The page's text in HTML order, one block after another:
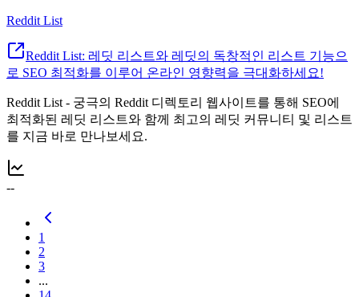
Reddit List
Reddit List: 레딧 리스트와 레딧의 독창적인 리스트 기능으
로 SEO 최적화를 이루어 온라인 영향력을 극대화하세요!
Reddit List - 궁극의 Reddit 디렉토리 웹사이트를 통해 SEO에
최적화된 레딧 리스트와 함께 최고의 레딧 커뮤니티 및 리스트
를 지금 바로 만나보세요.
--
1
2
3
...